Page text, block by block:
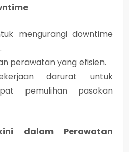
mengurangi downtime
perawatan yang efisien.
darurat untuk
pemulihan pasokan
dalam Perawatan